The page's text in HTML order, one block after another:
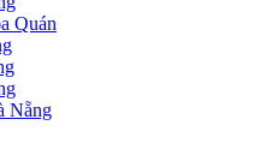
Quán
Nẵng